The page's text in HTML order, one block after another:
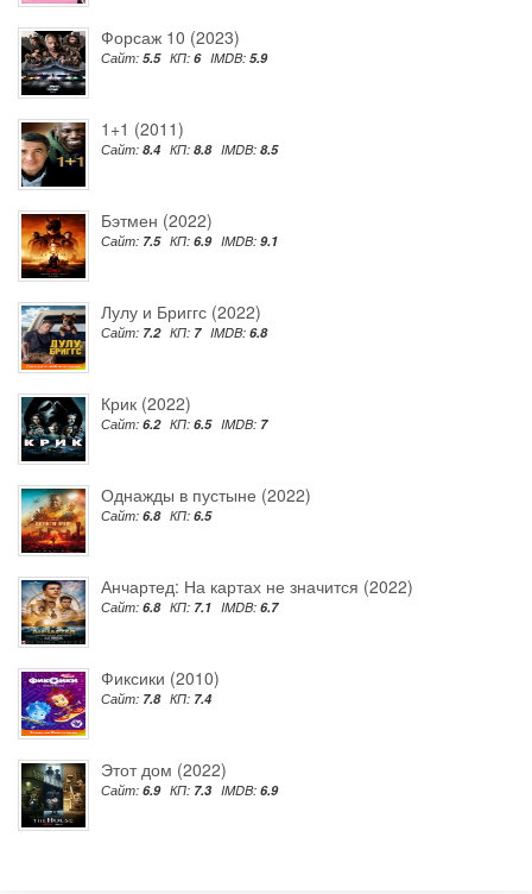
Форсаж 10 (2023)
Сайт: 5.5 КП: 6 IMDB: 5.9
1+1 (2011)
Сайт: 8.4 КП: 8.8 IMDB: 8.5
Бэтмен (2022)
Сайт: 7.5 КП: 6.9 IMDB: 9.1
Лулу и Бриггс (2022)
Сайт: 7.2 КП: 7 IMDB: 6.8
Крик (2022)
Сайт: 6.2 КП: 6.5 IMDB: 7
Однажды в пустыне (2022)
Сайт: 6.8 КП: 6.5
Анчартед: На картах не значится (2022)
Сайт: 6.8 КП: 7.1 IMDB: 6.7
Фиксики (2010)
Сайт: 7.8 КП: 7.4
Этот дом (2022)
Сайт: 6.9 КП: 7.3 IMDB: 6.9